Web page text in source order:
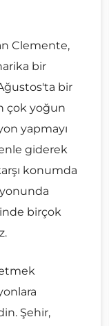
Clemente,
bir
bir
çok yoğun
yapmayı
giderek
konumda
birçok
Şehir,